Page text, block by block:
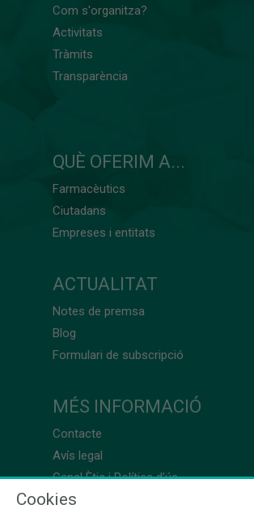
Com s'organitza?
Activitats
Tràmits
Transparència
QUÈ OFERIM A...
Farmacèutics
Ciutadans
Empreses i entitats
ACTUALITAT
Notes de premsa
Blog
Formulari de subscripció
MÉS INFORMACIÓ
Contacte
Avís legal
Canal Ètic i Política d’ús
Cookies